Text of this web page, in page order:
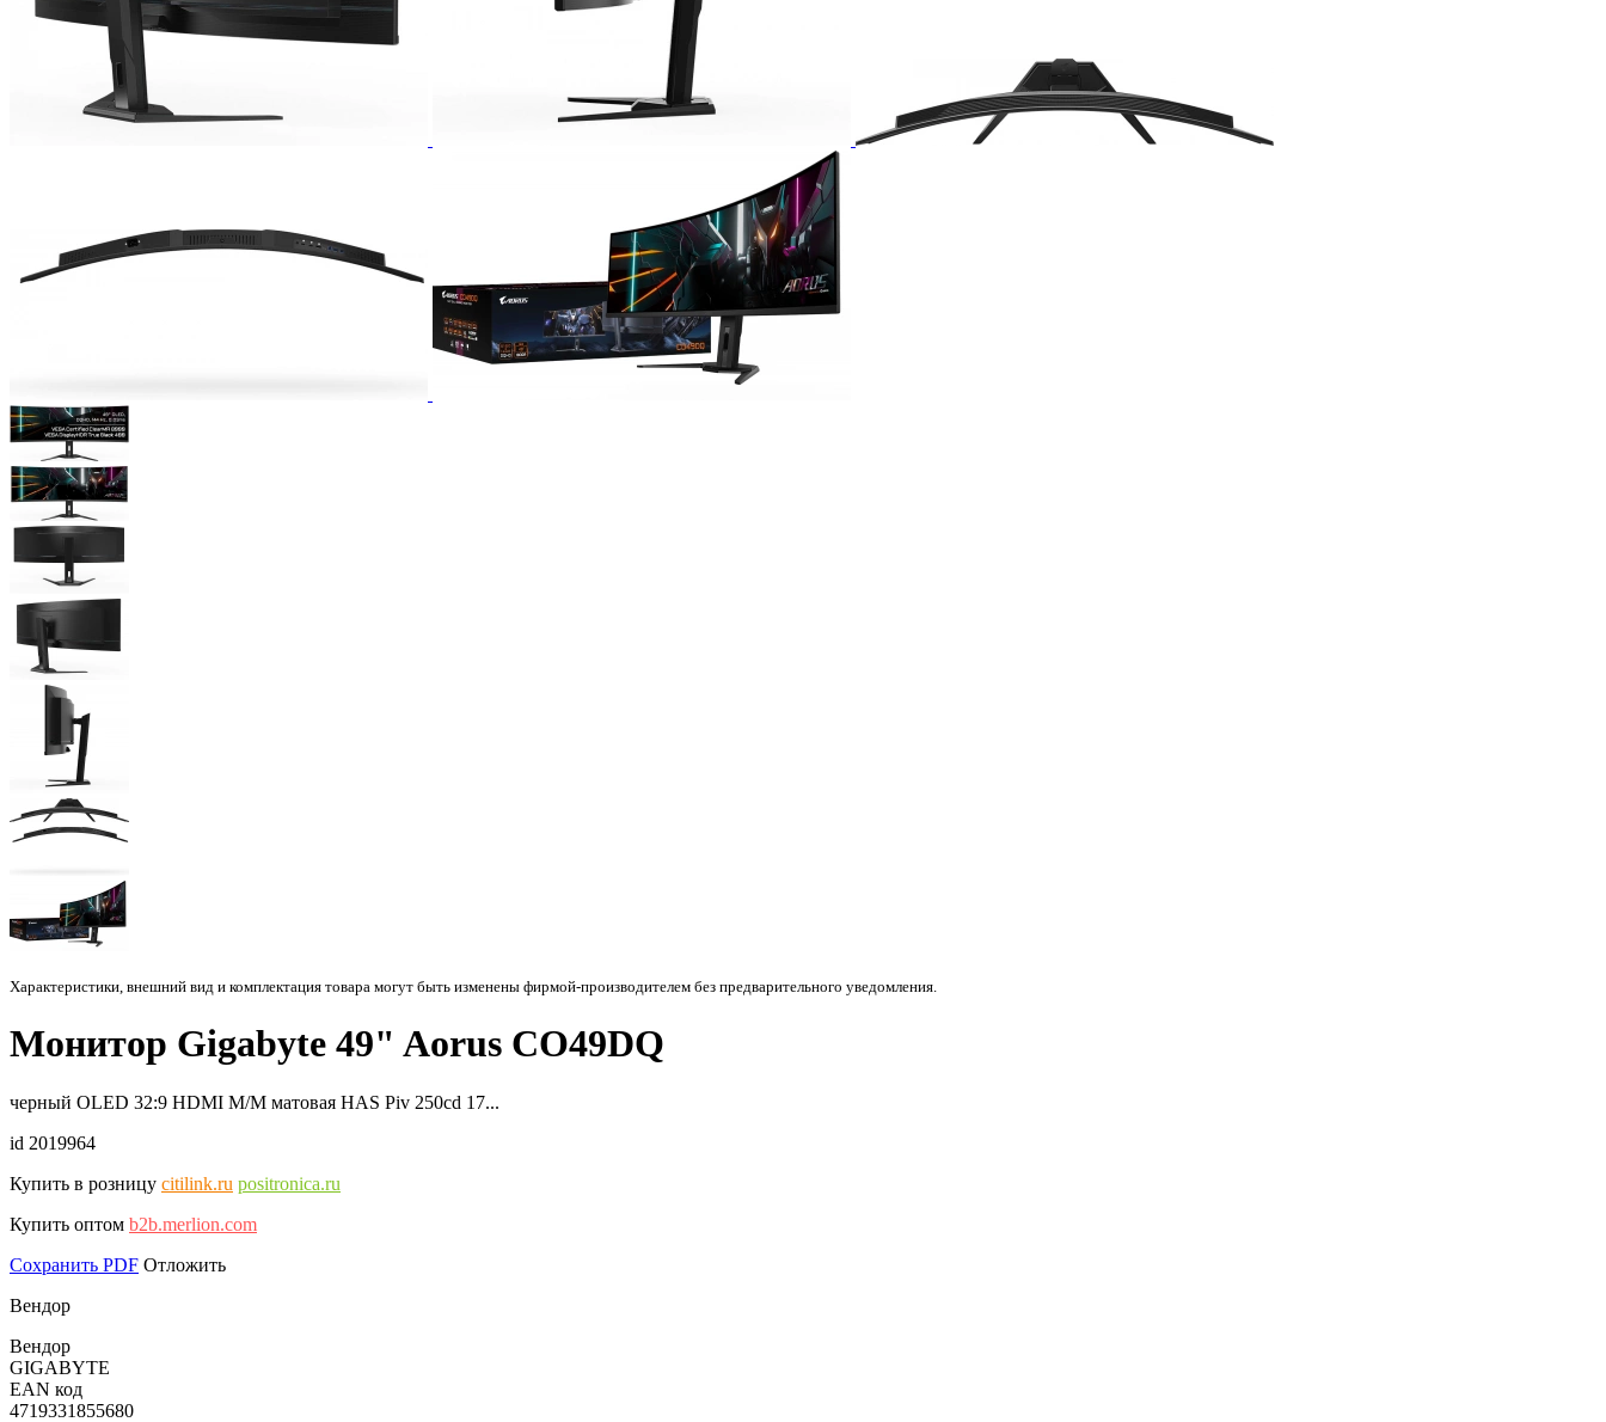
Характеристики, внешний вид и комплектация товара могут быть изменены фирмой-производителем без предварительного уведомления.
Монитор Gigabyte 49" Aorus CO49DQ
черный OLED 32:9 HDMI M/M матовая HAS Piv 250cd 17...
id 2019964
Купить в розницу citilink.ru positronica.ru
Купить оптом b2b.merlion.com
Сохранить PDF Отложить
Вендор
Вендор
GIGABYTE
EAN код
4719331855680